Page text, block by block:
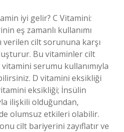
iyi gelir? C Vitamini:
eş zamanlı kullanımı
cilt sorununa karşı
Bu vitaminler cilt
serumu kullanımıyla
D vitamini eksikliği
eksikliği; İnsülin
ilişkili olduğundan,
olumsuz etkileri olabilir.
cilt bariyerini zayıflatır ve